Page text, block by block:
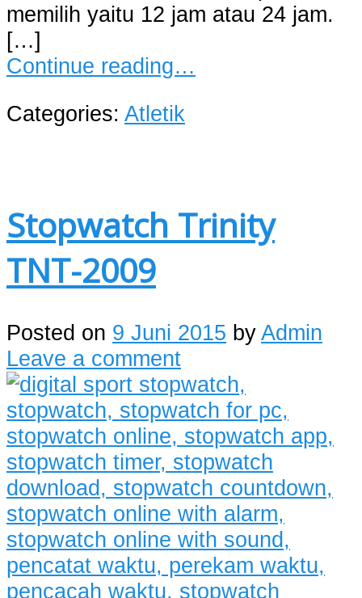
memilih yaitu 12 jam atau 24 jam.
[…]
Continue reading…
Categories: Atletik
Stopwatch Trinity
TNT-2009
Posted on 9 Juni 2015 byAdmin
Leave a comment